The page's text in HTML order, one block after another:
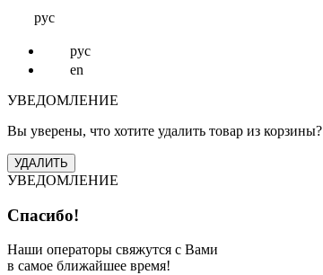
рус
рус
en
УВЕДОМЛЕНИЕ
Вы уверены, что хотите удалить товар из корзины?
УВЕДОМЛЕНИЕ
Спасибо!
Наши операторы свяжутся с Вами
в самое ближайшее время!